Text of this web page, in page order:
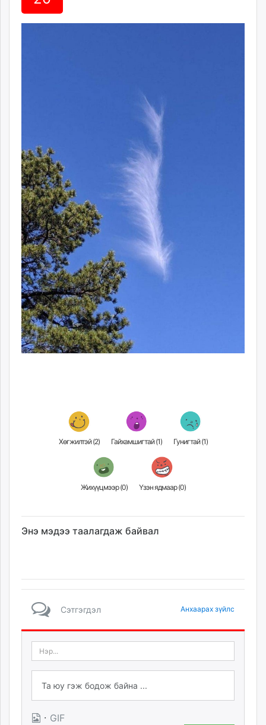
Хөгжилтэй (2) Гайхамшигтай (1) Гунигтай (1)
Жихүүцмээр (0) Үзэн ядмаар (0)
Энэ мэдээ таалагдаж байвал
Сэтгэгдэл Анхаарах зүйлс
· GIF